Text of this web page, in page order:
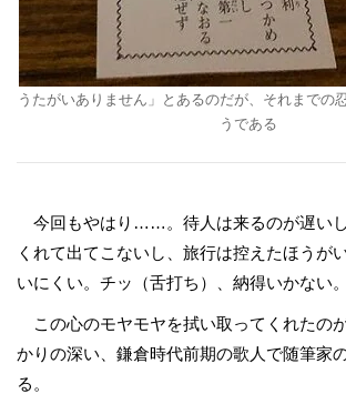
うたがいありません」とあるのだが、それまでの
うである
今回もやはり……。待人は来るのが遅い
くれて出てこないし、旅行は控えたほうが
いにくい。チッ（舌打ち）、納得いかない。
この心のモヤモヤを拭い取ってくれたの
かりの深い、鎌倉時代前期の歌人で随筆家
る。